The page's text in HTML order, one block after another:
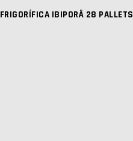
FRIGORÍFICA IBIPORÃ 28 PALLETS